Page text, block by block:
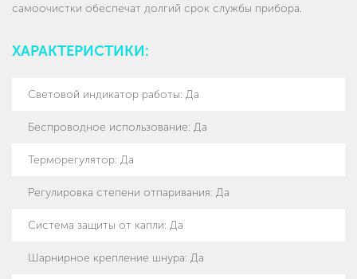
самоочистки обеспечат долгий срок службы прибора.
ХАРАКТЕРИСТИКИ:
Световой индикатор работы: Да
Беспроводное использование: Да
Терморегулятор: Да
Регулировка степени отпаривания: Да
Система защиты от капли: Да
Шарнирное крепление шнура: Да